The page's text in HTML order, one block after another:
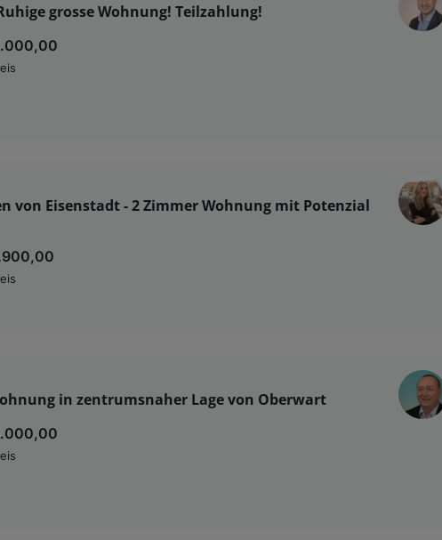
grosse Wohnung! Teilzahlung!
von Eisenstadt - 2 Zimmer Wohnung mit Potenzial
in zentrumsnaher Lage von Oberwart